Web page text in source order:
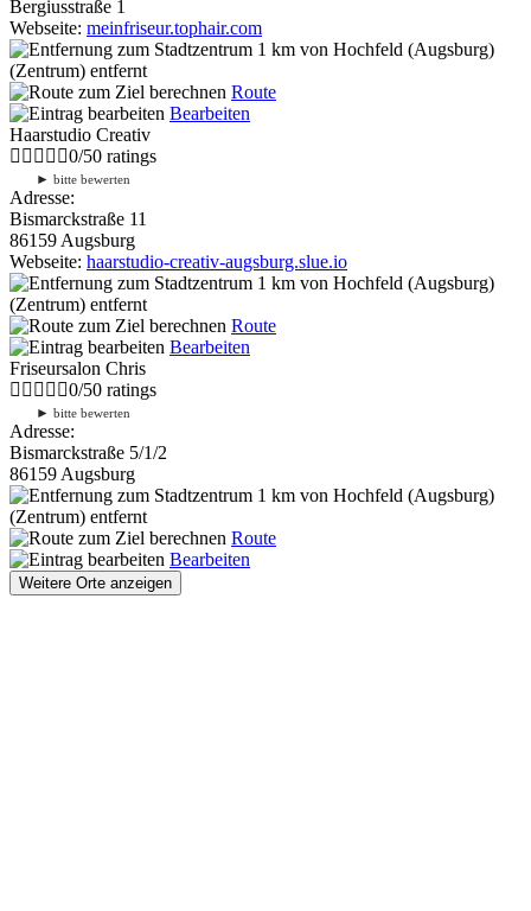
Bergiusstraße 1
Webseite: meinfriseur.tophair.com
1 km von Hochfeld (Augsburg)
(Zentrum) entfernt
Route
Bearbeiten
Haarstudio Creativ
0/50 ratings
► bitte bewerten
Adresse:
Bismarckstraße 11
86159 Augsburg
Webseite: haarstudio-creativ-augsburg.slue.io
1 km von Hochfeld (Augsburg)
(Zentrum) entfernt
Route
Bearbeiten
Friseursalon Chris
0/50 ratings
► bitte bewerten
Adresse:
Bismarckstraße 5/1/2
86159 Augsburg
1 km von Hochfeld (Augsburg)
(Zentrum) entfernt
Route
Bearbeiten
Weitere Orte anzeigen